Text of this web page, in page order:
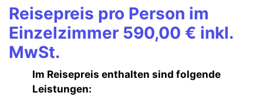
Reisepreis pro Person im
Einzelzimmer 590,00 € inkl.
MwSt.
Im Reisepreis enthalten sind folgende
Leistungen: